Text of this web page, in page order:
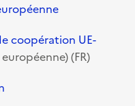
coopération UE-
(FR)